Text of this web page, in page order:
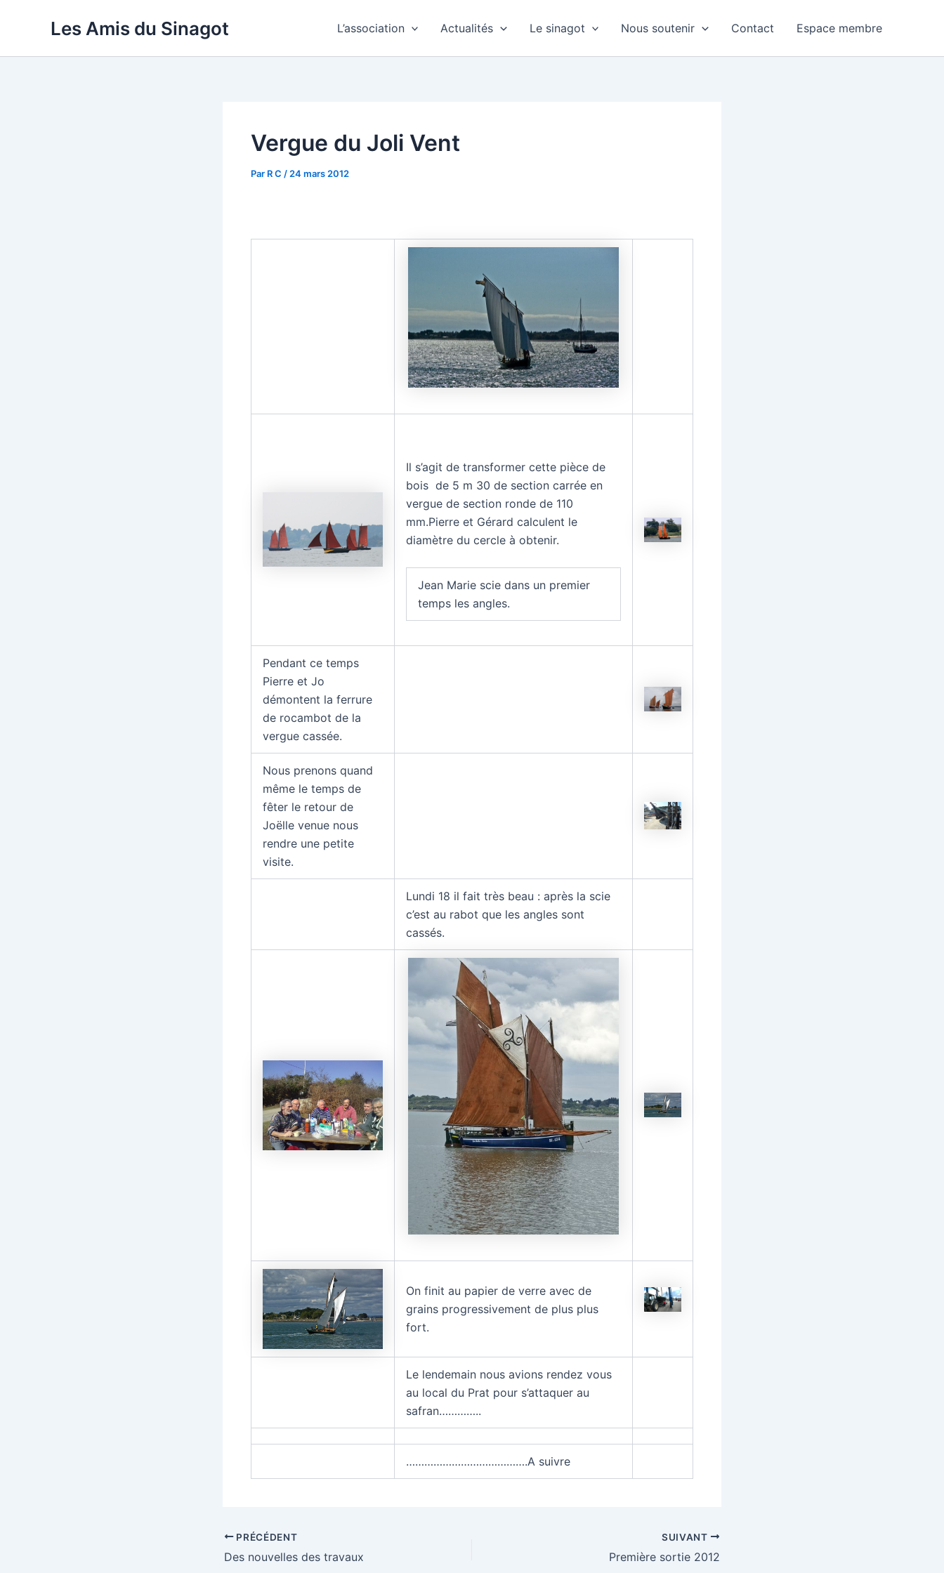
Les Amis du Sinagot L’association Actualités Le sinagot Nous soutenir Contact Espace membre
Vergue du Joli Vent
Par R C / 24 mars 2012
Il s’agit de transformer cette pièce de
bois de 5 m 30 de section carrée en
vergue de section ronde de 110
mm.Pierre et Gérard calculent le
diamètre du cercle à obtenir.
Jean Marie scie dans un premier
temps les angles.
Pendant ce temps
Pierre et Jo
démontent la ferrure
de rocambot de la
vergue cassée.
Nous prenons quand
même le temps de
fêter le retour de
Joëlle venue nous
rendre une petite
visite.
Lundi 18 il fait très beau : après la scie
c’est au rabot que les angles sont
cassés.
On finit au papier de verre avec de
grains progressivement de plus plus
fort.
Le lendemain nous avions rendez vous
au local du Prat pour s’attaquer au
safran…………..
………………………………….A suivre
Navigation
des
PRÉCÉDENT
Des nouvelles des travaux
SUIVANT
Première sortie 2012